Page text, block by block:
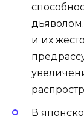
и их
В